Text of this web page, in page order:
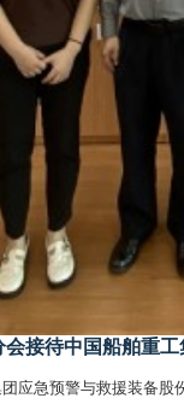
会接待中国船舶重
应急预警与救援装备股